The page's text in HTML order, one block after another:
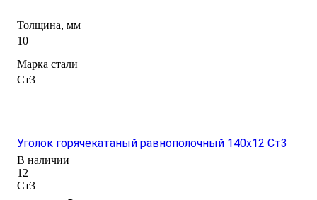
Толщина, мм
10
Марка стали
Ст3
Уголок горячекатаный равнополочный 140х12 Ст3
В наличии
12
Ст3